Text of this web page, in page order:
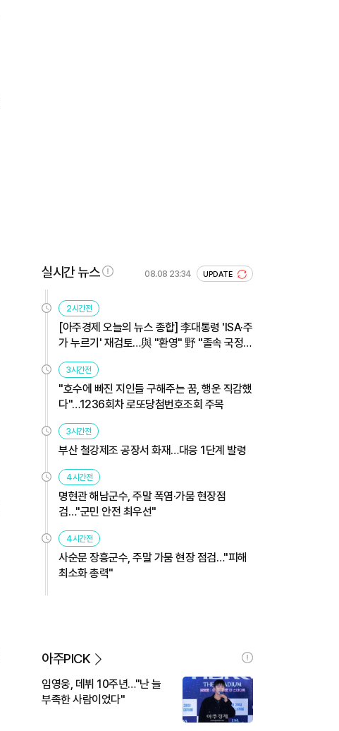
실시간 뉴스 08.08 23:34 UPDATE
2시간전
[아주경제 오늘의 뉴스 종합] 李대통령 'ISA·주
가 누르기' 재검토…與 "환영" 野 "졸속 국정"
外
3시간전
"호수에 빠진 지인들 구해주는 꿈, 행운 직감했
다"…1236회차 로또당첨번호조회 주목
3시간전
부산 철강제조 공장서 화재…대응 1단계 발령
4시간전
명현관 해남군수, 주말 폭염·가뭄 현장점
검…"군민 안전 최우선"
4시간전
사순문 장흥군수, 주말 가뭄 현장 점검…"피해
최소화 총력"
아주PICK
임영웅, 데뷔 10주년…"난 늘
부족한 사람이었다"